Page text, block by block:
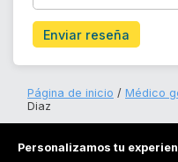
Enviar reseña
Página de inicio Médico
Diaz
Personalizamos tu